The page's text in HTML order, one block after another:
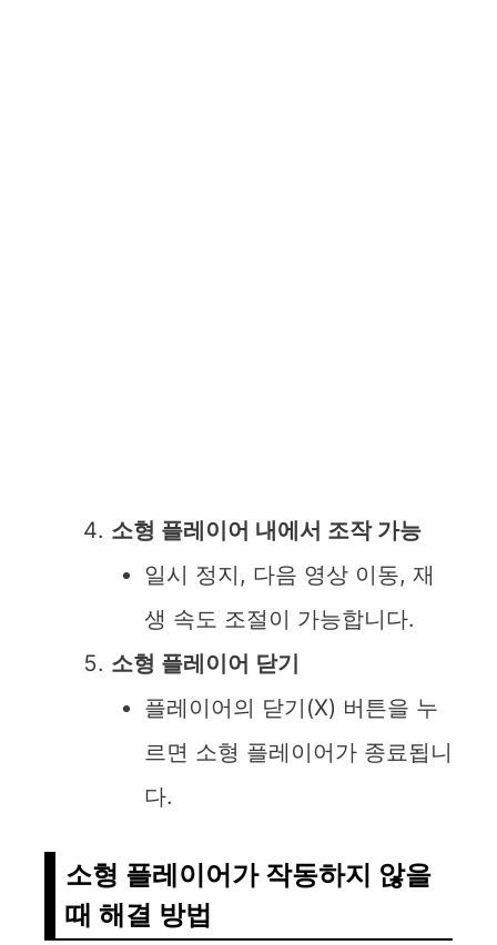
소형 플레이어 내에서 조작 가능
일시 정지, 다음 영상 이동, 재
생 속도 조절이 가능합니다.
소형 플레이어 닫기
플레이어의 닫기(X) 버튼을 누
르면 소형 플레이어가 종료됩니
다.
소형 플레이어가 작동하지 않을
때 해결 방법